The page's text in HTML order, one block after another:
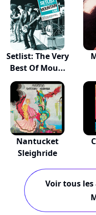
Setlist: The Very
Best Of Mou...
Nantucket
Sleighride
Voir tous